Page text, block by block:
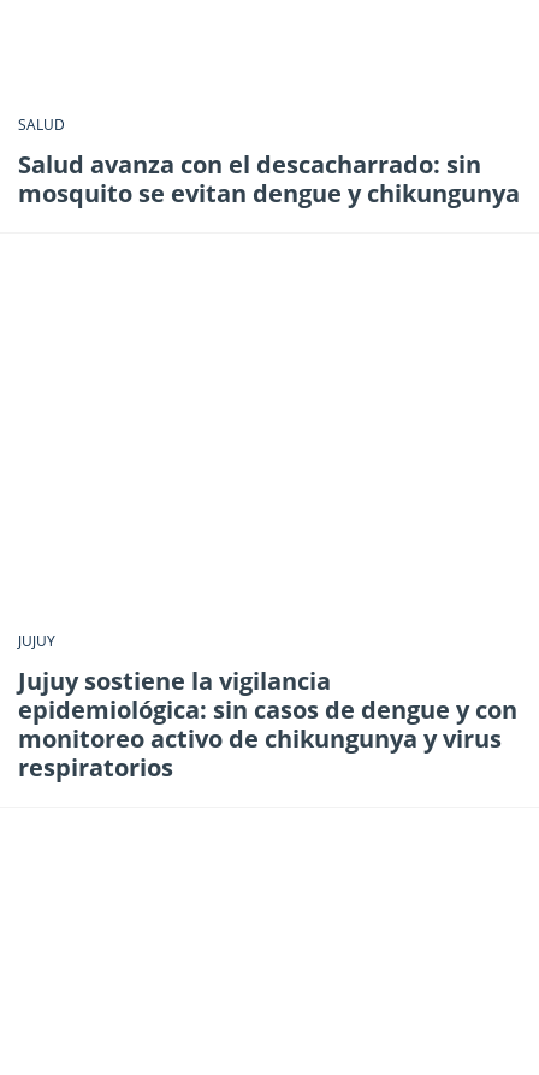
SALUD
Salud avanza con el descacharrado: sin
mosquito se evitan dengue y chikungunya
JUJUY
Jujuy sostiene la vigilancia
epidemiológica: sin casos de dengue y con
monitoreo activo de chikungunya y virus
respiratorios